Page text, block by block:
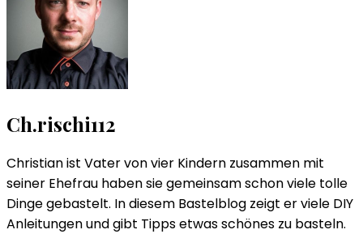
Ch.rischi112
Christian ist Vater von vier Kindern zusammen mit
seiner Ehefrau haben sie gemeinsam schon viele tolle
Dinge gebastelt. In diesem Bastelblog zeigt er viele DIY
Anleitungen und gibt Tipps etwas schönes zu basteln.